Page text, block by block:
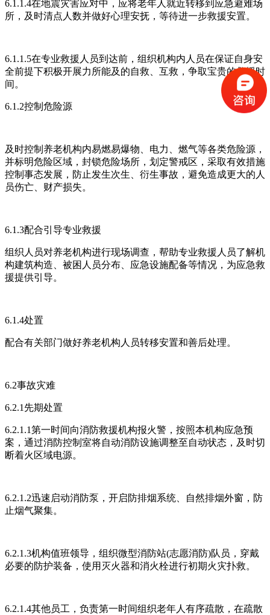
6.1.1.4在地震灾害应对中，应将老年人就近转移到应急避难场
所，及时清点人数并做好心理安抚，等待进一步救援安置。
6.1.1.5在专业救援人员到达前，组织机构内人员在保证自身安
全前提下积极开展力所能及的自救、互救，争取宝贵的救援时
间。
6.1.2控制危险源
及时控制养老机构内易燃易爆物、电力、燃气等各类危险源，
并标明危险区域，封锁危险场所，划定警戒区，采取有效措施
控制事态发展，防止发生次生、衍生事故，避免造成更大的人
员伤亡、财产损失。
6.1.3配合引导专业救援
组织人员对养老机构进行现场调查，帮助专业救援人员了解机
构建筑构造、被困人员分布、应急设施配备等情况，为应急救
援提供引导。
6.1.4处置
配合有关部门做好养老机构人员转移安置和善后处理。
6.2事故灾难
6.2.1先期处置
6.2.1.1第一时间向消防救援机构报火警，按照本机构应急预
案，通过消防控制室将自动消防设施调整至自动状态，及时切
断着火区域电源。
6.2.1.2迅速启动消防泵，开启防排烟系统、自然排烟外窗，防
止烟气聚集。
6.2.1.3机构值班领导，组织微型消防站(志愿消防)队员，穿戴
必要的防护装备，使用灭火器和消火栓进行初期火灾扑救。
6.2.1.4其他员工，负责第一时间组织老年人有序疏散，在疏散